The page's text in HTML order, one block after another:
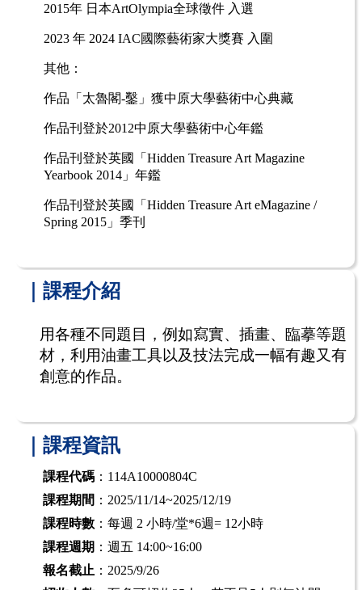
2015年 日本ArtOlympia全球徵件 入選
2023 年 2024 IAC國際藝術家大獎賽 入圍
其他：
作品「太魯閣-鑿」獲中原大學藝術中心典藏
作品刊登於2012中原大學藝術中心年鑑
作品刊登於英國「Hidden Treasure Art Magazine
Yearbook 2014」年鑑
作品刊登於英國「Hidden Treasure Art eMagazine /
Spring 2015」季刊
｜課程介紹
用各種不同題目，例如寫實、插畫、臨摹等題
材，利用油畫工具以及技法完成一幅有趣又有
創意的作品。
｜課程資訊
課程代碼 ：114A10000804C
課程期間 ：2025/11/14~2025/12/19
課程時數 ：每週 2 小時/堂*6週= 12小時
課程週期 ：週五 14:00~16:00
報名截止 ：2025/9/26